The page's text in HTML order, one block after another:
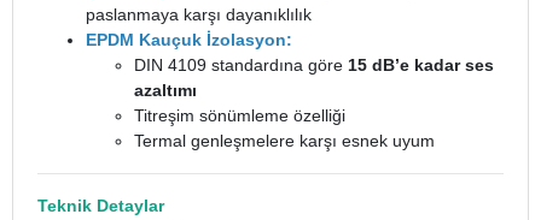
paslanmaya karşı dayanıklılık
EPDM Kauçuk İzolasyon:
DIN 4109 standardına göre 15 dB’e kadar ses
azaltımı
Titreşim sönümleme özelliği
Termal genleşmelere karşı esnek uyum
Teknik Detaylar